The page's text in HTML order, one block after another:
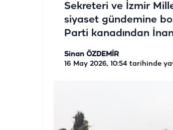
Sekreteri ve İzmir
siyaset gündemine
Parti kanadından
Sinan ÖZDEMİR
16 May 2026, 10:54 tarihinde